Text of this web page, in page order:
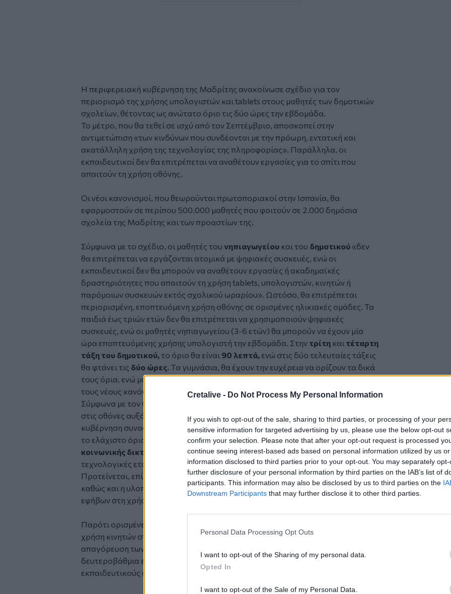
Cretalive - Do Not Process My Personal Information
If you wish to opt-out of the sale, sharing to third parties, or processing of your
sensitive information for targeted advertising by us, please use the below opt-out
confirm your selection. Please note that after your opt-out request is processed
continue seeing interest-based ads based on personal information utilized by us
information disclosed to third parties prior to your opt-out. You may separately
further disclosure of your personal information by third parties on the IAB’s list of
participants. This information may also be disclosed by us to third parties on the
Downstream Participants that may further disclose it to other third parties.
Personal Data Processing Opt Outs
I want to opt-out of the Sharing of my personal data.
Opted In
I want to opt-out of the Sale of my Personal Data.
Η περιφερειακή κυβέρνηση της Μαδρίτης ανακοίνωσε σχέδιο για τον
περιορισμό της χρήσης υπολογιστών και tablets στους μαθητές των δημοτικών
σχολείων, θέτοντας ως ανώτατο όριο τις δύο ώρες την εβδομάδα.
Το μέτρο, που θα τεθεί σε ισχύ από τον Σεπτέμβριο, αποσκοπεί στην
αντιμετώπιση «των κινδύνων που συνδέονται με την πρόωρη, εντατική και
ακατάλληλη χρήση της τεχνολογίας της πληροφορίας». Παράλληλα, οι
εκπαιδευτικοί δεν θα επιτρέπεται να αναθέτουν εργασίες για το σπίτι που
απαιτούν τη χρήση οθόνης.
Οι νέοι κανονισμοί, που θεωρούνται πρωτοποριακοί στην Ισπανία, θα
εφαρμοστούν σε περίπου 500.000 μαθητές που φοιτούν σε 2.000 δημόσια
σχολεία της Μαδρίτης και των προαστίων της.
Σύμφωνα με το σχέδιο, οι μαθητές του νηπιαγωγείου και του δημοτικού «δεν
θα επιτρέπεται να εργάζονται ατομικά με ψηφιακές συσκευές, ενώ οι
εκπαιδευτικοί δεν θα μπορούν να αναθέτουν εργασίες ή ακαδημαϊκές
δραστηριότητες που απαιτούν τη χρήση tablets, υπολογιστών, κινητών ή
παρόμοιων συσκευών εκτός σχολικού ωραρίου». Ωστόσο, θα επιτρέπεται
περιορισμένη, εποπτευόμενη χρήση οθόνης σε ορισμένες ηλικιακές ομάδες. Τα
παιδιά έως τριών ετών δεν θα επιτρέπεται να χρησιμοποιούν ψηφιακές
συσκευές, ενώ οι μαθητές νηπιαγωγείου (3-6 ετών) θα μπορούν να έχουν μία
ώρα εποπτευόμενης χρήσης υπολογιστή την εβδομάδα. Στην τρίτη και τέταρτη
τάξη του δημοτικού,το όριο θα είναι 90 λεπτά, ενώ στις δύο τελευταίες τάξεις
θα φτάνει τις δύο ώρες. Tα γυμνάσια, θα έχουν την ευχέρεια να ορίζουν τα δικά
τους όρια, ενώ μαθητές με ειδικές εκπαιδευτικές ανάγκες θα εξαιρούνται από
τους νέους κανόνες.
Σύμφωνα με τον Guardian, η ανησυχία για την υπερβολική έκθεση των παιδιών
στις οθόνες αυξάνεται συνεχώς στην Ισπανία, όπως και σε άλλες χώρες. Η
κυβέρνηση συνασπισμού της χώρας προετοιμάζει νομοσχέδιο που θα αυξήσει
το ελάχιστο όριο ηλικίας για τη δημιουργίαλογαριασμού στα μέσα
κοινωνικής δικτύωσης
από τα14 στα 16 έτη,ενώ σχεδιάζει να υποχρεώσει τις
τεχνολογικές εταιρείες να εφαρμόσουν συστήματα επαλήθευσης ηλικίας.
Προτείνεται, επίσης, η προεγκατάσταση γονικών ελέγχων στα smartphones,
καθώς και η υλοποίηση εθνικής εκστρατείας για την εκπαίδευση παιδιών και
εφήβων στη χρήση των κοινωνικών δικτύων.
Παρότι ορισμένες ισπανικές περιφέρειες έχουν ήδη επιβάλει περιορισμούς στη
χρήση κινητών στα σχολεία, το υπουργείο Παιδείας εξετάζει την πλήρη
απαγόρευση των κινητών στις βαθμίδες νηπιαγωγείου και δημοτικού, ενώ στη
δευτεροβάθμια εκπαίδευση η χρήση τους θα επιτρέπεται μόνο για
εκπαιδευτικούς σκοπούς υπό την καθοδήγηση των εκπαιδευτικών.